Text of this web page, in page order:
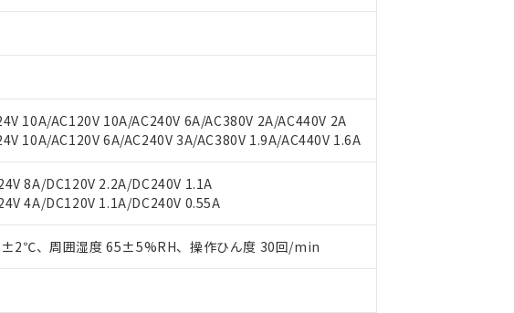
10A/AC120V 10A/AC240V 6A/AC380V 2A/AC440V 2A
10A/AC120V 6A/AC240V 3A/AC380V 1.9A/AC440V 1.6A
8A/DC120V 2.2A/DC240V 1.1A
4A/DC120V 1.1A/DC240V 0.55A
、周囲湿度 65±5%RH、操作ひん度 30回/min
業取扱商品の中には、本サービスの対象外となる商品もあることをご了承ください。
された時点での実際の在庫および標準価格とは異なる場合があることをご了承くださ
相談ください。
器販売店や当社販売拠点は「販売ネットワーク
」をご確認ください。
標準価格結果を当社の事前の承諾なく第三者に漏洩または開示しないようお願いしま
（部品リスト作成サービス）をご利用いただくには、I-Webメンバーズにご登録され
ります。
ブサイト上で当社にご登録された部品リストについて、当社および当社の共同利用者
・サービスに関するお客様との取引・商談に必要な範囲で利用することをご了承くだ
用者とは、
ます。
質については閾値を超える意図的な使用がないことを確認しています。
状況などにより、予定月が前後することがあります。
ダウンロード
をダウンロードすることができます。
、 PBBs(ポリ臭化ビフェニル類) : 1000ppm、 PBDEs(ポリ臭化ジフェニルエーテル類) : 1000ppm、
1000ppm、 DIBP(フタル酸ジイソブチル) : 1000ppm、 BBP(フタル酸ブチルベンジル) : 1000ppm、
ルヘキシル)) : 1000ppm
期限
10物質）のすべてが基準値以下であることを示します。
状況下において有害物質が外部に漏えいし、環境に深刻な影響を及ぼさない年数を意
続きをとります。
いたしません。
品を第三者に販売する場合は、上記1、2および3の内容を当該第三者に通知します。
売先および販売に係わる関係者が違法に輸出するおそれがある場合は、取り引きをい
合意する キャンセル
満たないが在庫あり
・当社販売員にご確認ください)